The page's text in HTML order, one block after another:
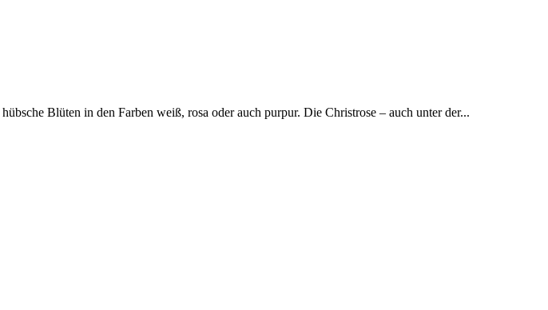
Blüten in den Farben weiß, rosa oder auch purpur. Die Christrose – auch unter der...